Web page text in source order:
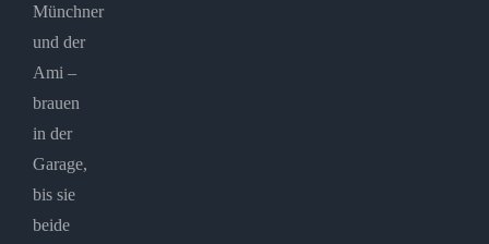
Münchner
und der
Ami –
brauen
in der
Garage,
bis sie
beide